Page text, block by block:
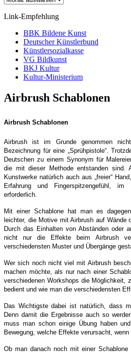
Link-Empfehlung
BBK Bildene Kunst
Deutscher Künstlerbund
Künstlersozialkasse
VG Bildkunst
BKJ Kultur
Kultur-Ministerium
Airbrush Schablonen
Airbrush Schablonen
Airbrush ist im Grunde genommen
Bezeichnung für eine „Sprühpistole“.
Deutschen zu einem Synonym für
die mit dieser Methode entstanden sind.
Kunstwerke natürlich auch aus „freier“
Erfahrung und Fingerspitzengefühl,
erforderlich.
Mit einer Schablone hat man es
leichter, die Motive mit Airbrush auf Wände
Durch das Einhalten von Abständen oder
nicht nur die Effekte beim Airbrush
verschiedensten Muster und Übergänge
Wer sich noch nicht viel mit Airbrush
machen möchte, als nur nach einer
verschiedenen Workshops die Möglichkeit,
bedient und wie man die verschiedensten
Das Wichtigste dabei ist natürlich, dass
Denn damit die Ergebnisse auch so
muss man schon einige Übung haben
Bewegung, welche Effekte verursacht, wenn
Ob man danach noch mit einer